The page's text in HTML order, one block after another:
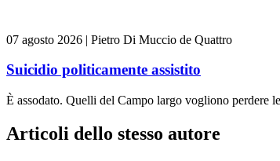
07 agosto 2026 | Pietro Di Muccio de Quattro
Suicidio politicamente assistito
È assodato. Quelli del Campo largo vogliono perdere
Articoli dello stesso autore